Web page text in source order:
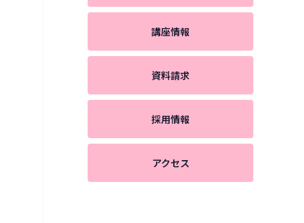
講座情報
資料請求
採用情報
アクセス